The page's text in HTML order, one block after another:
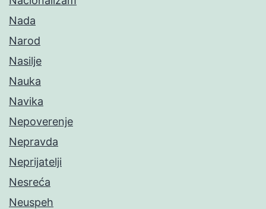
Nada
Narod
Nasilje
Nauka
Navika
Nepoverenje
Nepravda
Neprijatelji
Nesreća
Neuspeh